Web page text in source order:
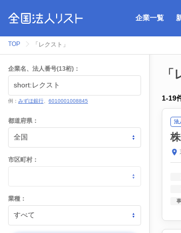
企業一覧
TOP 「レクスト」
企業名、法人番号(13桁)：
例： みずほ銀行 6010001008845
都道府県：
市区町村：
業種：
1-19
法